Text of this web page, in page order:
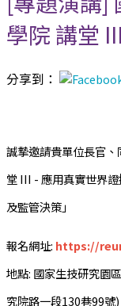
學院 講堂
分享到：
誠摯邀請貴單位長官
堂 III - 應用真實世界
及監管決策」
報名網址: https://
地點: 國家生技研究園
究院路一段130巷99號)